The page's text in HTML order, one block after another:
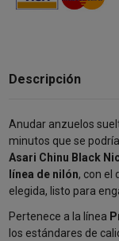
Descripción
Anudar anzuelos
minutos que se
Asari Chinu Black
línea de nilón, con el
elegida, listo para
Pertenece a la línea
los estándares de